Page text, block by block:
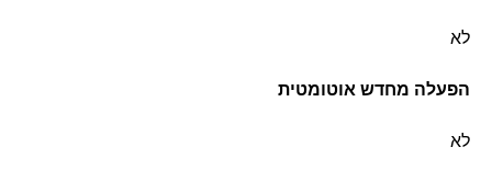
לא
הפעלה מחדש אוטומטית
לא